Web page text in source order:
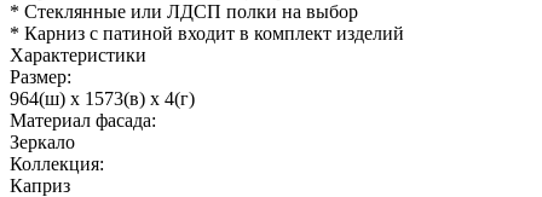
* Стеклянные или ЛДСП полки на выбор
* Карниз с патиной входит в комплект изделий
Характеристики
Размер:
964(ш) x 1573(в) x 4(г)
Материал фасада:
Зеркало
Коллекция:
Каприз